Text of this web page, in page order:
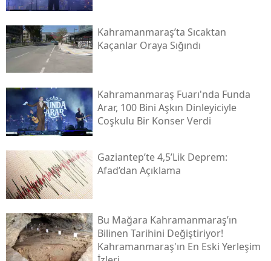
Kahramanmaraş’ta Sıcaktan
Kaçanlar Oraya Sığındı
Kahramanmaraş Fuarı'nda Funda
Arar, 100 Bini Aşkın Dinleyiciyle
Coşkulu Bir Konser Verdi
Gaziantep’te 4,5’lik Deprem:
Afad’dan Açıklama
Bu Mağara Kahramanmaraş’ın
Bilinen Tarihini Değiştiriyor!
Kahramanmaraş'ın En Eski Yerleşim